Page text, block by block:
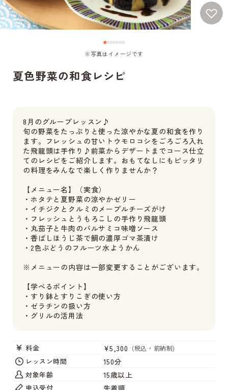
※写真はイメージです
夏色野菜の和食レシピ
8月のグループレッスン♪
旬の野菜をたっぷりと使った涼やかな夏の和食を作り
ます。フレッシュの甘いトウモロコシをごろごろ入れ
た飛龍頭は手作り♪前菜からデザートまでコース仕立
てのレシピをご紹介します。おもてなしにもピッタリ
の料理をみんなで楽しく作りませんか？
【メニュー名】（実食）
・ホタテと夏野菜の涼やかゼリー
・イチジクとクルミのメープルチーズがけ
・フレッシュとうもろこしの手作り飛龍頭
・丸茄子と牛肉のバルサミコ味噌ソース
・香ばしほうじ茶で鯛の濃厚ゴマ茶漬け
・2色ぶどうのフルーツ水ようかん
※メニューの内容は一部変更することがございます。
【学べるポイント】
・すり鉢とすりこぎの使い方
・ゼラチンの扱い方
・グリルの活用法
料金 ¥5,300 (税込・前納制)
レッスン時間 150分
対象年齢 15歳以上
申込受付 先着順